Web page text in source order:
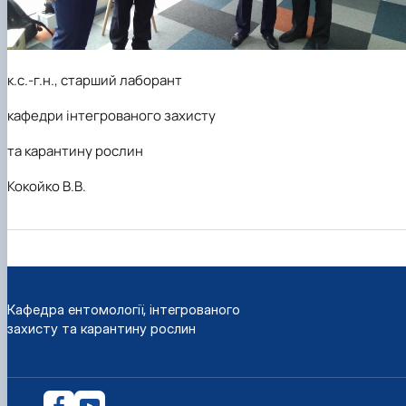
к.с.-г.н., старший лаборант
кафедри інтегрованого захисту
та карантину рослин
Кокойко В.В.
Кафедра ентомології, інтегрованого
захисту та карантину рослин